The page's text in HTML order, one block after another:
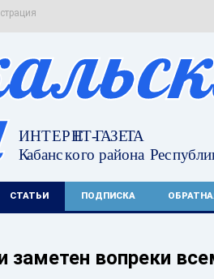
СТАТЬИ ПОДПИСКА
заметен вопреки